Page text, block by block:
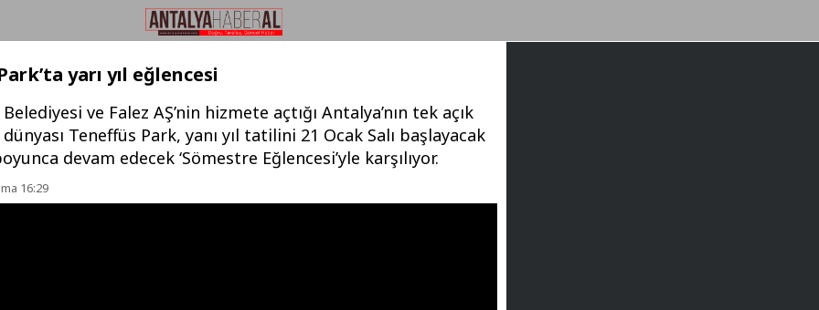
yarı yıl eğlencesi
ve Falez AŞ’nin hizmete açtığı Antalya’nın tek açık
Teneffüs Park, yanı yıl tatilini 21 Ocak Salı başlayacak
devam edecek ‘Sömestre Eğlencesi’yle karşılıyor.
16:29